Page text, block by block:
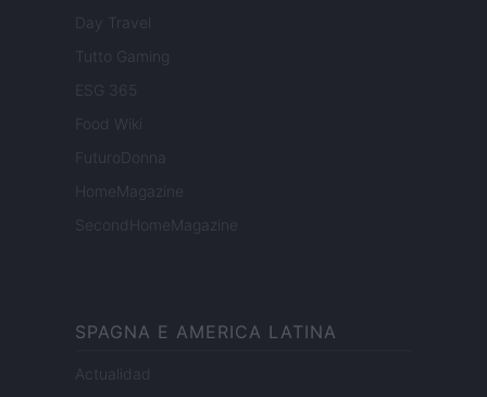
Day Travel
Tutto Gaming
ESG 365
Food Wiki
FuturoDonna
HomeMagazine
SecondHomeMagazine
SPAGNA E AMERICA LATINA
Actualidad